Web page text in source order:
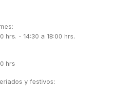
hrs. - 14:30 a 18:00 hrs.
hrs
y festivos: